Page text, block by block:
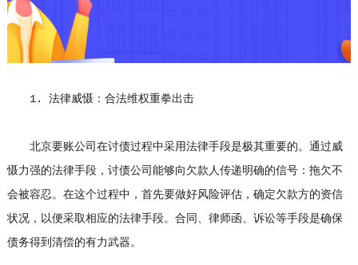
1. 法律威慑：合法维权重拳出击
北京要账公司在讨债过程中采用法律手段是极其重要的。通过威
慑力强的法律手段， 讨债公司能够向欠款人传递明确的信号：拖欠不
会被容忍。在这个过程中，首先要做好风险评估，确定欠款方的资信
状况，以便采取相应的法律手段。合同、律师函、诉讼等手段是确保
债务得到清偿的有力武器。